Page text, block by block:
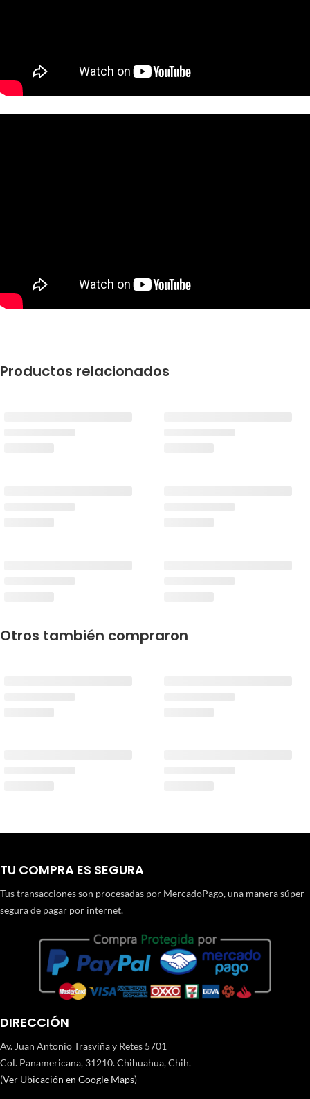
Productos relacionados
Otros también compraron
TU COMPRA ES SEGURA
Tus transacciones son procesadas por MercadoPago, una manera súper
segura de pagar por internet.
DIRECCIÓN
Av. Juan Antonio Trasviña y Retes 5701
Col. Panamericana, 31210. Chihuahua, Chih.
(Ver Ubicación en Google Maps)